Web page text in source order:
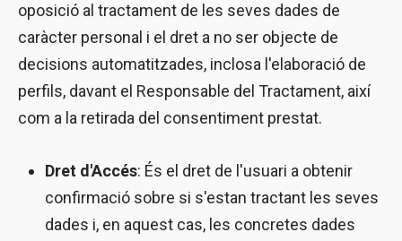
oposició al tractament de les seves dades de
caràcter personal i el dret a no ser objecte de
decisions automatitzades, inclosa l'elaboració de
perfils, davant el Responsable del Tractament, així
com a la retirada del consentiment prestat.
Dret d'Accés: És el dret de l'usuari a obtenir
confirmació sobre si s'estan tractant les seves
dades i, en aquest cas, les concretes dades